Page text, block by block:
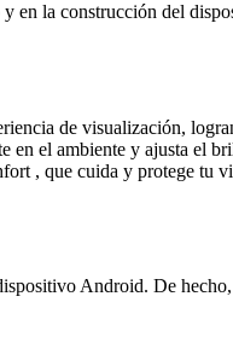
en la construcción del
de visualización,
el ambiente y ajusta el
, que cuida y protege tu
Android. De